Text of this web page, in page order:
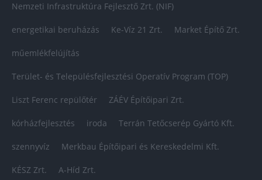
Nemzeti Infrastruktúra Fejlesztő Zrt. (NIF)
energetikai beruházás Ke-Víz 21 Zrt. Market Építő Zrt.
műemlékfelújítás
Terület- és Településfejlesztési Operatív Program (TOP)
Liszt Ferenc repülőtér ZÁÉV Építőipari Zrt.
kórházfejlesztés iroda Terrán Tetőcserép Gyártó Kft.
szennyvíz Merkbau Építőipari és Kereskedelmi Kft.
KÉSZ Zrt. A-Híd Zrt.